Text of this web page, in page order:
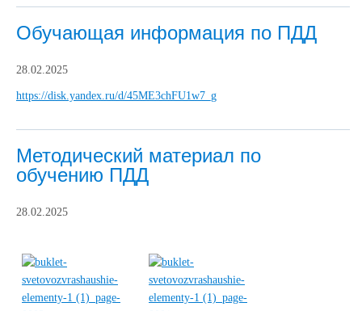
Обучающая информация по ПДД
28.02.2025
https://disk.yandex.ru/d/45ME3chFU1w7_g
Методический материал по
обучению ПДД
28.02.2025